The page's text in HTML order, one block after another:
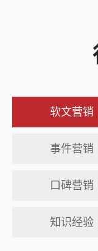
软文营销
事件营销
口碑营销
知识经验